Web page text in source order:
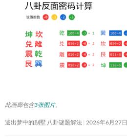
此画廊包含3张图片。
逃出梦中的别墅 八卦谜题解法 2026年6月27日